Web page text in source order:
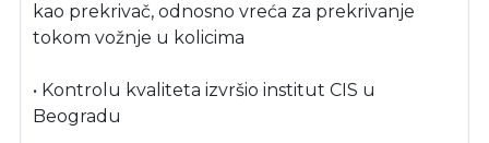
kao prekrivač, odnosno vreća za prekrivanje
tokom vožnje u kolicima
• Kontrolu kvaliteta izvršio institut CIS u
Beogradu